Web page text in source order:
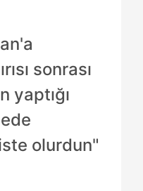
sonrası
yaptığı
olurdun"